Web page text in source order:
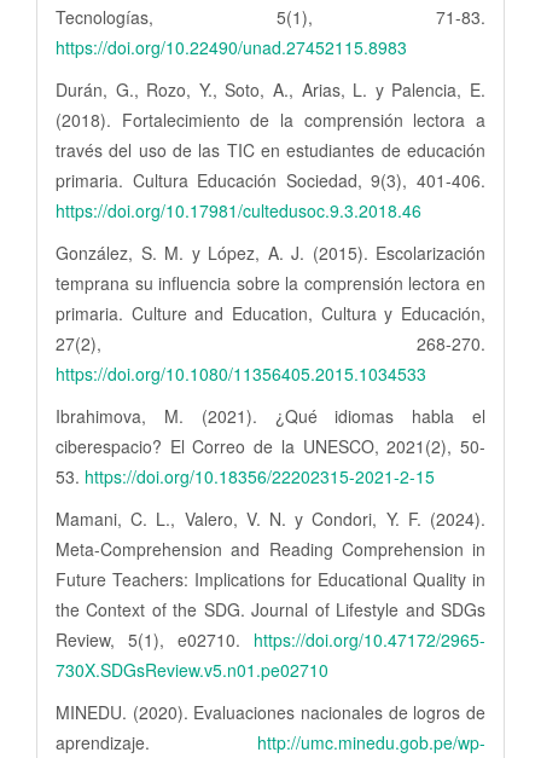
Tecnologías, 5(1), 71-83.
https://doi.org/10.22490/unad.27452115.8983
Durán, G., Rozo, Y., Soto, A., Arias, L. y Palencia, E.
(2018). Fortalecimiento de la comprensión lectora a
través del uso de las TIC en estudiantes de educación
primaria. Cultura Educación Sociedad, 9(3), 401-406.
https://doi.org/10.17981/cultedusoc.9.3.2018.46
González, S. M. y López, A. J. (2015). Escolarización
temprana su influencia sobre la comprensión lectora en
primaria. Culture and Education, Cultura y Educación,
27(2), 268-270.
https://doi.org/10.1080/11356405.2015.1034533
Ibrahimova, M. (2021). ¿Qué idiomas habla el
ciberespacio? El Correo de la UNESCO, 2021(2), 50-
53. https://doi.org/10.18356/22202315-2021-2-15
Mamani, C. L., Valero, V. N. y Condori, Y. F. (2024).
Meta-Comprehension and Reading Comprehension in
Future Teachers: Implications for Educational Quality in
the Context of the SDG. Journal of Lifestyle and SDGs
Review, 5(1), e02710. https://doi.org/10.47172/2965-
730X.SDGsReview.v5.n01.pe02710
MINEDU. (2020). Evaluaciones nacionales de logros de
aprendizaje. http://umc.minedu.gob.pe/wp-